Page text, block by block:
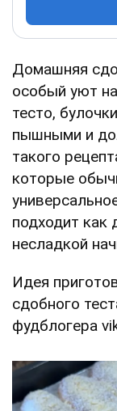
Домашняя
особый уют
тесто,
пышными и
такого
которые
подходит как
несладкой
Идея
сдобного
фудблогера